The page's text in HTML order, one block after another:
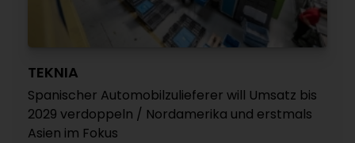
TEKNIA
Spanischer Automobilzulieferer will Umsatz bis
2029 verdoppeln / Nordamerika und erstmals
Asien im Fokus